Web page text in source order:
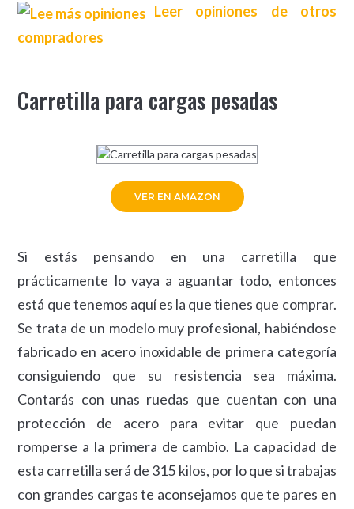
Leer opiniones de otros
compradores
Carretilla para cargas pesadas
VER EN AMAZON
Si estás pensando en una carretilla que
prácticamente lo vaya a aguantar todo, entonces
está que tenemos aquí es la que tienes que comprar.
Se trata de un modelo muy profesional, habiéndose
fabricado en acero inoxidable de primera categoría
consiguiendo que su resistencia sea máxima.
Contarás con unas ruedas que cuentan con una
protección de acero para evitar que puedan
romperse a la primera de cambio. La capacidad de
esta carretilla será de 315 kilos, por lo que si trabajas
con grandes cargas te aconsejamos que te pares en